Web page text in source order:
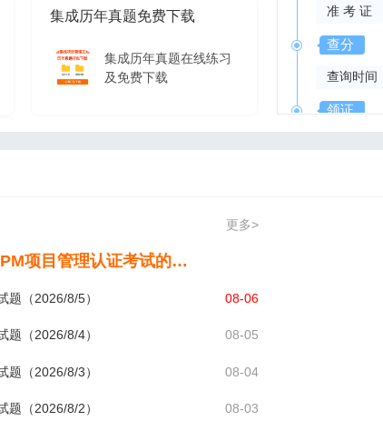
集成历年真题免费下载
集成历年真题在线练习
及免费下载
2026年集成
2026
理工
准 考 证
查分
查询时间
领证
更多>
2026年项目管理认证PM项目管理认证考试的流程（从报名到拿证）
题（2026/8/5） 08-06
题（2026/8/4） 08-05
题（2026/8/3） 08-04
题（2026/8/2） 08-03